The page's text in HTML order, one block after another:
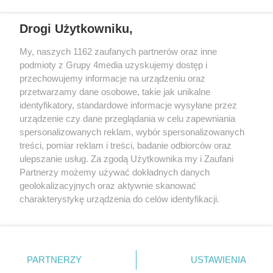
bezpiecznie zakończyć
interwencję.
Społecznego i Centrum Usług
Społecznych podpisały
porozumienie, które ma ułatwić
im wejście w samodzielne, dorosłe
życie.
REKLAMA
Reklama Kontakt
Informacja o Nadawcy
Szukaj
Drogi Użytkowniku,
My, naszych 1162 zaufanych partnerów oraz inne
podmioty z Grupy 4media uzyskujemy dostęp i
przechowujemy informacje na urządzeniu oraz
przetwarzamy dane osobowe, takie jak unikalne
identyfikatory, standardowe informacje wysyłane przez
urządzenie czy dane przeglądania w celu zapewniania
spersonalizowanych reklam, wybór spersonalizowanych
treści, pomiar reklam i treści, badanie odbiorców oraz
ulepszanie usług. Za zgodą Użytkownika my i Zaufani
Partnerzy możemy używać dokładnych danych
geolokalizacyjnych oraz aktywnie skanować
charakterystykę urządzenia do celów identyfikacji.
zmienić/wycofać klikając przycisk ustawień prywatności
znajdujący się w lewym dolnym rogu strony
. Niektóre
PARTNERZY USTAWIENIA